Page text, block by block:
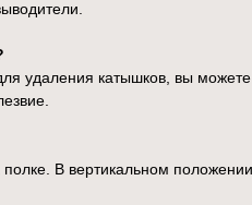
удаления катышков, вы
В вертикальном